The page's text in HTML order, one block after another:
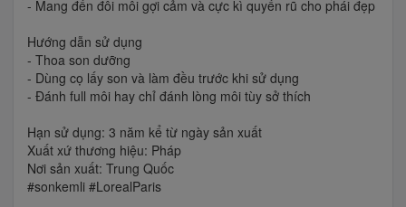
- Mang đến đôi môi gợi cảm và cực kì quyến rũ cho phái đẹp
Hướng dẫn sử dụng
- Thoa son dưỡng
- Dùng cọ lấy son và làm đều trước khi sử dụng
- Đánh full môi hay chỉ đánh lòng môi tùy sở thích
Hạn sử dụng: 3 năm kể từ ngày sản xuất
Xuất xứ thương hiệu: Pháp
Nơi sản xuất: Trung Quốc
#sonkemli #LorealParis